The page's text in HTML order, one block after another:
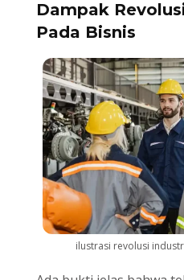
Dampak
Pada Bisnis
ilustrasi revolusi